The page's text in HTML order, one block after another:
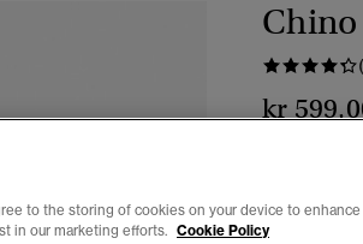
kr
to the storing of cookies on your device to
in our marketing efforts. Cookie Policy